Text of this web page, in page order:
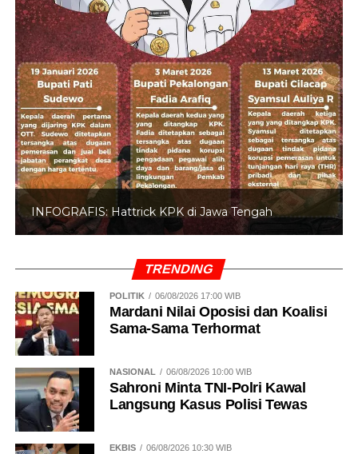
INFOGRAFIS: 5 Anggota DPR Dinonaktifkan
TRENDING
POLITIK 06/08/2026 17:00 WIB
Mardani Nilai Oposisi dan Koalisi
Sama-Sama Terhormat
NASIONAL 06/08/2026 10:00 WIB
Sahroni Minta TNI-Polri Kawal
Langsung Kasus Polisi Tewas
EKBIS 06/08/2026 10:30 WIB